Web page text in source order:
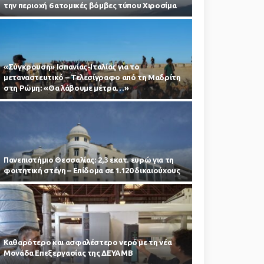
την περιοχή 6 ατομικές βόμβες τύπου Χιροσίμα
«Σύγκρουση» Ισπανίας-Ιταλίας για το
μεταναστευτικό – Τελεσίγραφο από τη Μαδρίτη
στη Ρώμη: «Θα λάβουμε μέτρα…»
Πανεπιστήμιο Θεσσαλίας: 2,3 εκατ. ευρώ για τη
φοιτητική στέγη – Επίδομα σε 1.120 δικαιούχους
Καθαρότερο και ασφαλέστερο νερό με τη νέα
Μονάδα Επεξεργασίας της ΔΕΥΑΜΒ